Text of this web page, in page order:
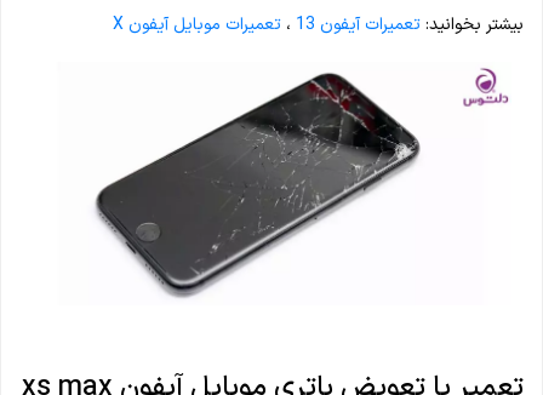
بیشتر بخوانید:تعمیرات آیفون 13 ، تعمیرات موبایل آیفون X